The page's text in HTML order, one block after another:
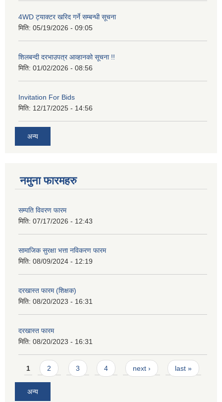
4WD ट्याक्टर खरिद गर्ने सम्बन्धी सूचना
मिति: 05/19/2026 - 09:05
शिलबन्दी दरभाउपत्र आव्हानको सूचना !!
मिति: 01/02/2026 - 08:56
Invitation For Bids
मिति: 12/17/2025 - 14:56
अन्य
नमुना फारमहरु
सम्पति विवरण फारम
मिति: 07/17/2026 - 12:43
सामाजिक सुरक्षा भत्ता नविकरण फारम
मिति: 08/09/2024 - 12:19
दरखास्त फारम (शिक्षक)
मिति: 08/20/2023 - 16:31
दरखास्त फारम
मिति: 08/20/2023 - 16:31
Pages
1 2 3 4 next › last »
अन्य